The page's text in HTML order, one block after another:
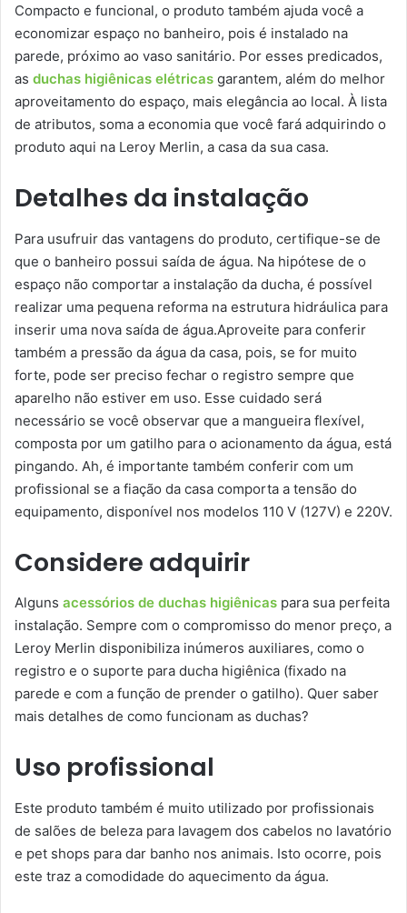
Compacto e funcional, o produto também ajuda você a
economizar espaço no banheiro, pois é instalado na
parede, próximo ao vaso sanitário. Por esses predicados,
as duchas higiênicas elétricas garantem, além do melhor
aproveitamento do espaço, mais elegância ao local. À lista
de atributos, soma a economia que você fará adquirindo o
produto aqui na Leroy Merlin, a casa da sua casa.
Detalhes da instalação
Para usufruir das vantagens do produto, certifique-se de
que o banheiro possui saída de água. Na hipótese de o
espaço não comportar a instalação da ducha, é possível
realizar uma pequena reforma na estrutura hidráulica para
inserir uma nova saída de água.Aproveite para conferir
também a pressão da água da casa, pois, se for muito
forte, pode ser preciso fechar o registro sempre que
aparelho não estiver em uso. Esse cuidado será
necessário se você observar que a mangueira flexível,
composta por um gatilho para o acionamento da água, está
pingando. Ah, é importante também conferir com um
profissional se a fiação da casa comporta a tensão do
equipamento, disponível nos modelos 110 V (127V) e 220V.
Considere adquirir
Alguns acessórios de duchas higiênicas para sua perfeita
instalação. Sempre com o compromisso do menor preço, a
Leroy Merlin disponibiliza inúmeros auxiliares, como o
registro e o suporte para ducha higiênica (fixado na
parede e com a função de prender o gatilho). Quer saber
mais detalhes de como funcionam as duchas?
Uso profissional
Este produto também é muito utilizado por profissionais
de salões de beleza para lavagem dos cabelos no lavatório
e pet shops para dar banho nos animais. Isto ocorre, pois
este traz a comodidade do aquecimento da água.